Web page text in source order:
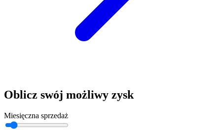
Oblicz swój możliwy zysk
Miesięczna sprzedaż